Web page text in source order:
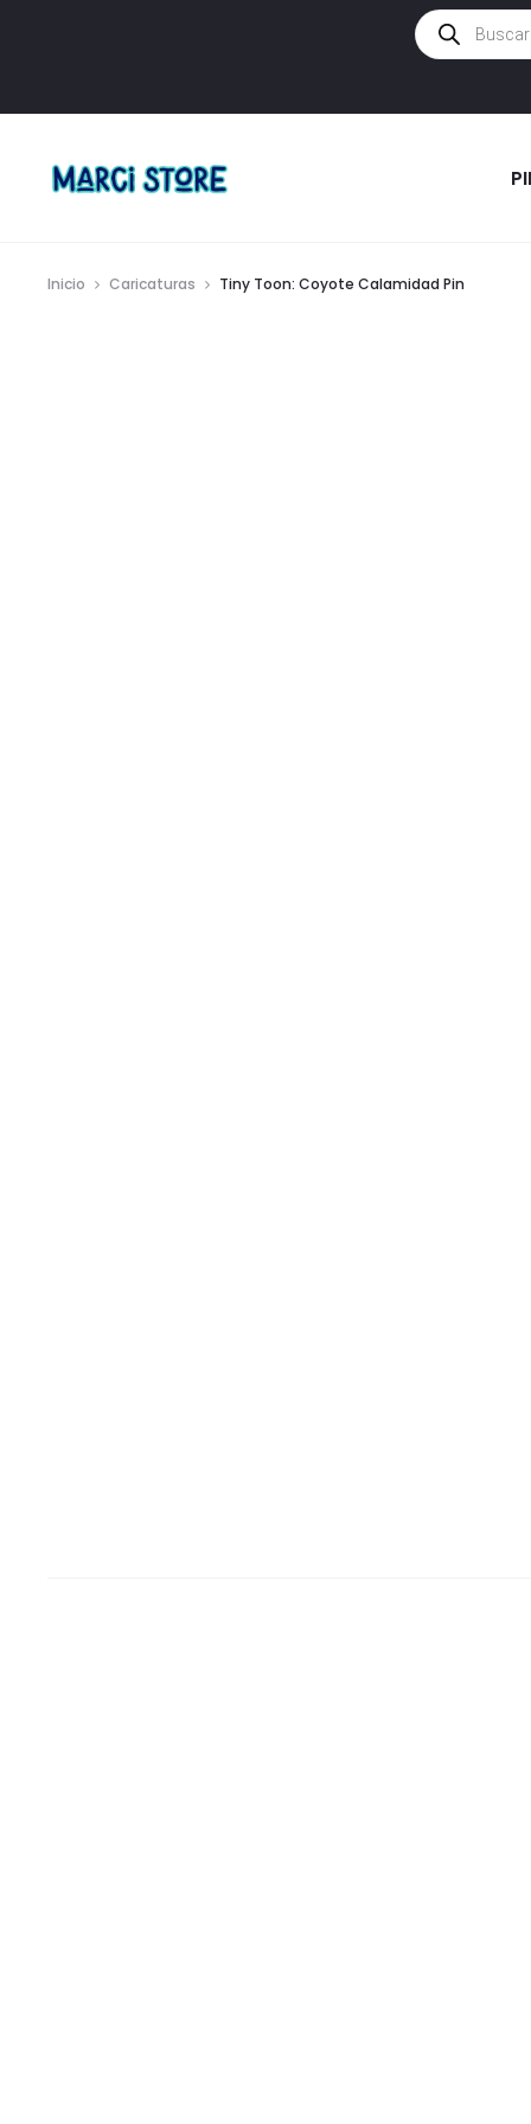
Búsqueda
de
productos
Inicio Caricaturas Tiny Toon: Coyote Calamidad Pin